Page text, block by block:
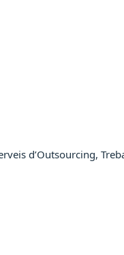
d’Outsourcing,